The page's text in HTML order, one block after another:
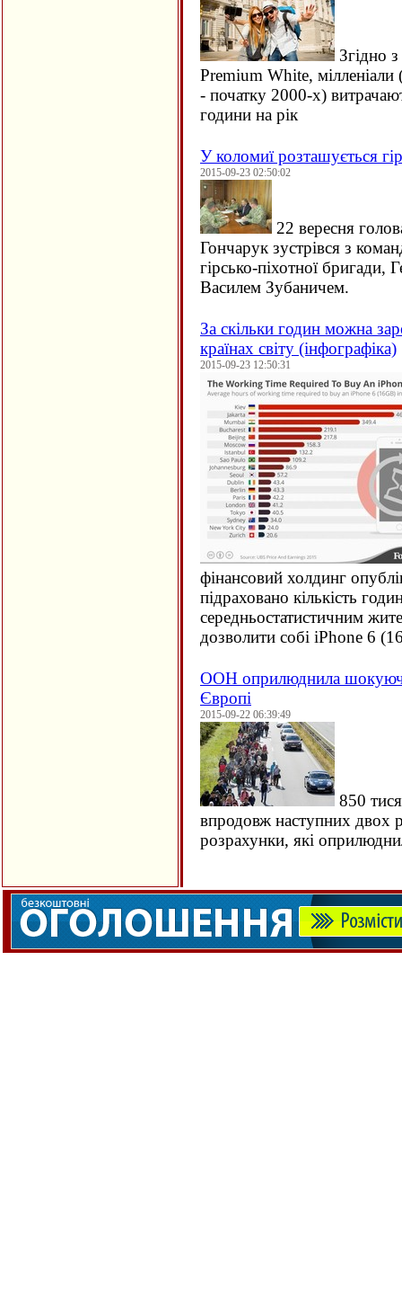
Згідно
Premium White,
- початку 2000-х)
години на рік
У коломиї розташується
2015-09-23 02:50:02
22 вересня
Гончарук зустрівся з
гірсько-піхотної бригади,
Василем Зубаничем.
За скільки годин можна
країнах світу (інфографіка)
2015-09-23 12:50:31
фінансовий холдинг
підраховано кількість
середньостатистичним
дозволити собі iPhone 6 (
ООН оприлюднила
Європі
2015-09-22 06:39:49
850
впродовж наступних двох
розрахунки, які